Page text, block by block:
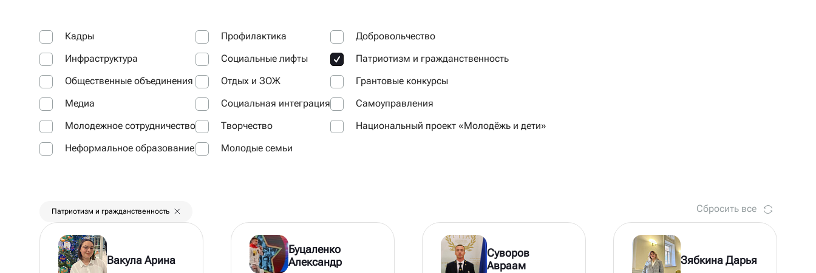
Кадры
Инфраструктура
Общественные объединения
Медиа
Молодежное сотрудничество
Неформальное образование
Профилактика
Социальные лифты
Отдых и ЗОЖ
Социальная интеграция
Творчество
Молодые семьи
Добровольчество
Патриотизм и гражданственность
Грантовые конкурсы
Самоуправления
Национальный проект «Молодёжь и дети»
Патриотизм и гражданственность Сбросить все
Вакула Арина
Буцаленко
Александр
Суворов
Авраам
Зябкина Дарья